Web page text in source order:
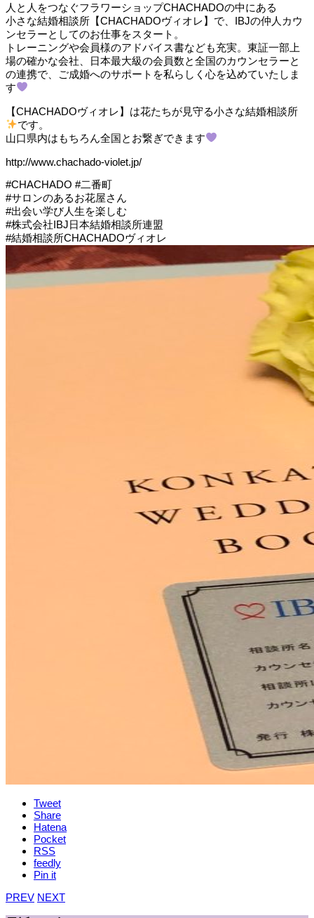
人と人をつなぐフラワーショップCHACHADOの中にある
小さな結婚相談所【CHACHADOヴィオレ】で、IBJの仲人カウ
ンセラーとしてのお仕事をスタート。
トレーニングや会員様のアドバイス書なども充実。東証一部上
場の確かな会社、日本最大級の会員数と全国のカウンセラーと
の連携で、ご成婚へのサポートを私らしく心を込めていたしま
す
【CHACHADOヴィオレ】は花たちが見守る小さな結婚相談所
です。
山口県内はもちろん全国とお繋ぎできます
http://www.chachado-violet.jp/
#CHACHADO #二番町
#サロンのあるお花屋さん
#出会い学び人生を楽しむ
#株式会社IBJ日本結婚相談所連盟
#結婚相談所CHACHADOヴィオレ
Tweet
Share
Hatena
Pocket
RSS
feedly
Pin it
PREV NEXT